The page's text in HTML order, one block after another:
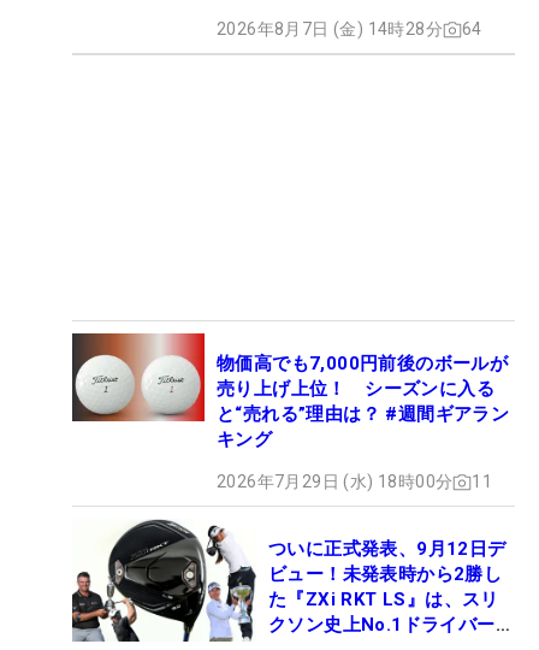
2026年8月7日 (金) 14時28分 64
物価高でも7,000円前後のボールが
売り上げ上位！ シーズンに入る
と“売れる”理由は？ #週間ギアラン
キング
2026年7月29日 (水) 18時00分 11
ついに正式発表、9月12日デ
ビュー！未発表時から2勝し
た『ZXi RKT LS』は、スリ
クソン史上No.1ドライバー!?